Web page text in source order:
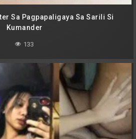
Sa Pagpapaligaya Sa Sarili Si
Kumander
133